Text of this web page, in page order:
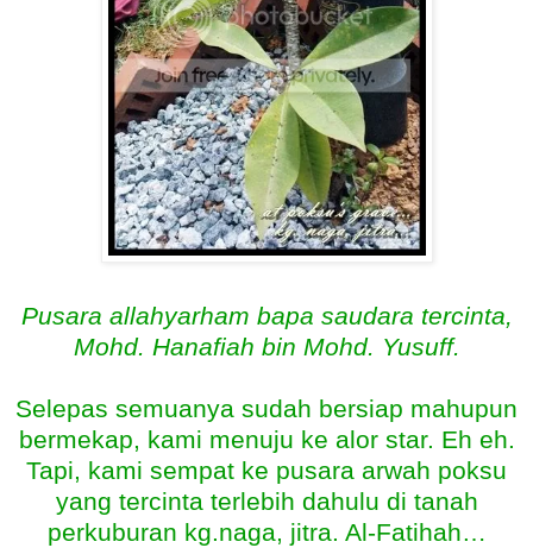
Pusara allahyarham bapa saudara tercinta,
Mohd. Hanafiah bin Mohd. Yusuff.
Selepas semuanya sudah bersiap mahupun
bermekap, kami menuju ke alor star. Eh eh.
Tapi, kami sempat ke pusara arwah poksu
yang tercinta terlebih dahulu di tanah
perkuburan kg.naga, jitra. Al-Fatihah…